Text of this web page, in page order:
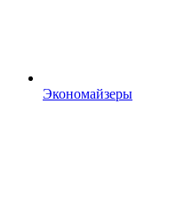
Экономайзеры